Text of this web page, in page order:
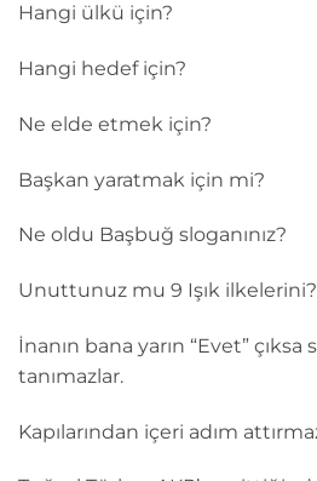
Hangi ülkü için?
Hangi hedef için?
Ne elde etmek için?
Başkan yaratmak için mi?
Ne oldu Başbuğ sloganınız?
Unuttunuz mu 9 Işık ilkelerini?
İnanın bana yarın “Evet” çıksa
tanımazlar.
Kapılarından içeri adım